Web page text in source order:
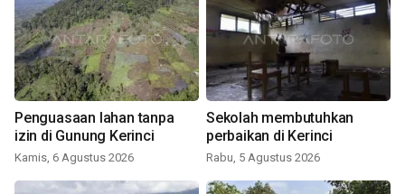
Penguasaan lahan tanpa
izin di Gunung Kerinci
Kamis, 6 Agustus 2026
Sekolah membutuhkan
perbaikan di Kerinci
Rabu, 5 Agustus 2026